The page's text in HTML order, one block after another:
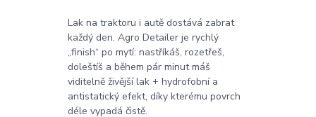
Lak na traktoru i autě dostává zabrat
každý den. Agro Detailer je rychlý
„finish“ po mytí: nastříkáš, rozetřeš,
doleštíš a během pár minut máš
viditelně živější lak + hydrofobní a
antistatický efekt, díky kterému povrch
déle vypadá čistě.